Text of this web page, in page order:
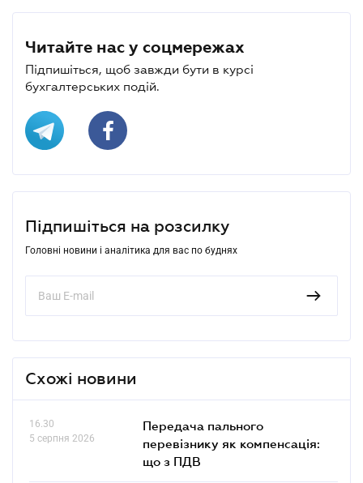
Читайте нас у соцмережах
Підпишіться, щоб завжди бути в курсі
бухгалтерських подій.
Підпишіться на розсилку
Головні новини і аналітика для вас по буднях
Схожі новини
16.30
5 серпня 2026
Передача пального
перевізнику як компенсація:
що з ПДВ